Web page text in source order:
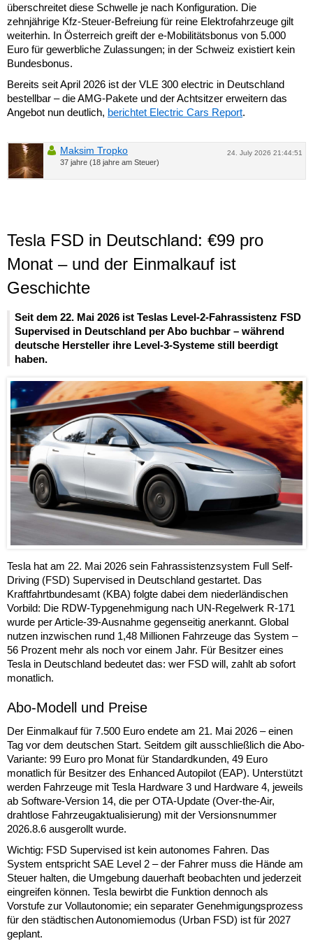
überschreitet diese Schwelle je nach Konfiguration. Die
zehnjährige Kfz-Steuer-Befreiung für reine Elektrofahrzeuge gilt
weiterhin. In Österreich greift der e-Mobilitätsbonus von 5.000
Euro für gewerbliche Zulassungen; in der Schweiz existiert kein
Bundesbonus.
Bereits seit April 2026 ist der VLE 300 electric in Deutschland
bestellbar – die AMG-Pakete und der Achtsitzer erweitern das
Angebot nun deutlich, berichtet Electric Cars Report.
24. July 2026 21:44:51
Maksim Tropko
37 jahre (18 jahre am Steuer)
Tesla FSD in Deutschland: €99 pro
Monat – und der Einmalkauf ist
Geschichte
Seit dem 22. Mai 2026 ist Teslas Level-2-Fahrassistenz FSD
Supervised in Deutschland per Abo buchbar – während
deutsche Hersteller ihre Level-3-Systeme still beerdigt
haben.
Tesla hat am 22. Mai 2026 sein Fahrassistenzsystem Full Self-
Driving (FSD) Supervised in Deutschland gestartet. Das
Kraftfahrtbundesamt (KBA) folgte dabei dem niederländischen
Vorbild: Die RDW-Typgenehmigung nach UN-Regelwerk R-171
wurde per Article-39-Ausnahme gegenseitig anerkannt. Global
nutzen inzwischen rund 1,48 Millionen Fahrzeuge das System –
56 Prozent mehr als noch vor einem Jahr. Für Besitzer eines
Tesla in Deutschland bedeutet das: wer FSD will, zahlt ab sofort
monatlich.
Abo-Modell und Preise
Der Einmalkauf für 7.500 Euro endete am 21. Mai 2026 – einen
Tag vor dem deutschen Start. Seitdem gilt ausschließlich die Abo-
Variante: 99 Euro pro Monat für Standardkunden, 49 Euro
monatlich für Besitzer des Enhanced Autopilot (EAP). Unterstützt
werden Fahrzeuge mit Tesla Hardware 3 und Hardware 4, jeweils
ab Software-Version 14, die per OTA-Update (Over-the-Air,
drahtlose Fahrzeugaktualisierung) mit der Versionsnummer
2026.8.6 ausgerollt wurde.
Wichtig: FSD Supervised ist kein autonomes Fahren. Das
System entspricht SAE Level 2 – der Fahrer muss die Hände am
Steuer halten, die Umgebung dauerhaft beobachten und jederzeit
eingreifen können. Tesla bewirbt die Funktion dennoch als
Vorstufe zur Vollautonomie; ein separater Genehmigungsprozess
für den städtischen Autonomiemodus (Urban FSD) ist für 2027
geplant.